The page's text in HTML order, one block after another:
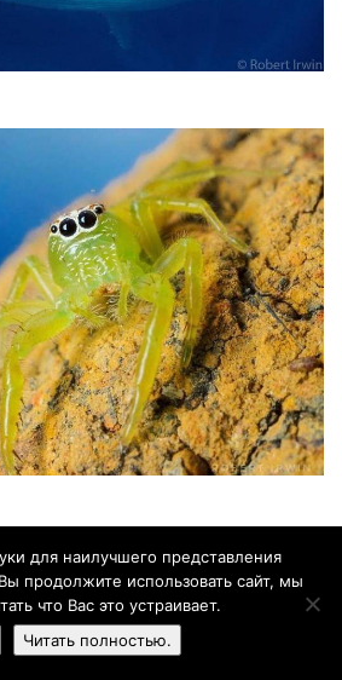
для наилучшего представления
продолжите использовать сайт, мы
что Вас это устраивает.
Читать полностью.